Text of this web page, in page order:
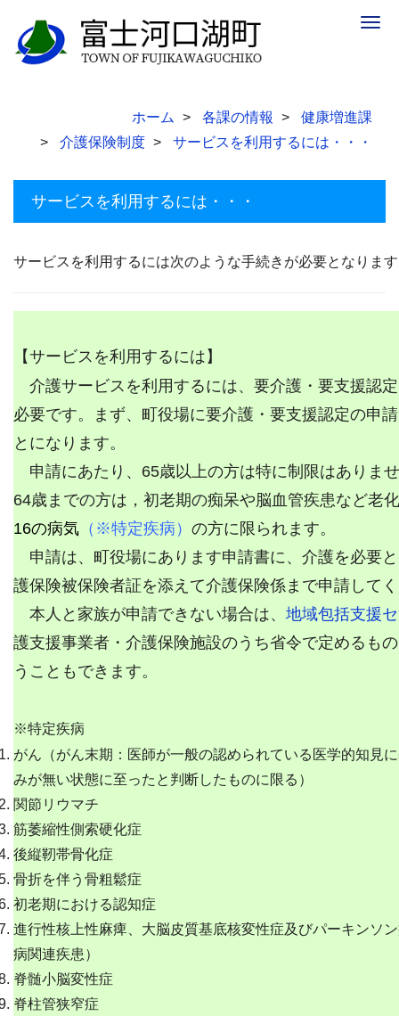
ホーム 各課の情報
健康増進課
介護保険制度
サービスを利用するには・・・
サービスを利用するには・・・
サービスを利用するには次のような手続きが必要となりま
【サービスを利用するには】
介護サービスを利用するには、要介護・要支援認
必要です。まず、町役場に要介護・要支援認定の申
とになります。
申請にあたり、65歳以上の方は特に制限はありま
64歳までの方は，初老期の痴呆や脳血管疾患など老
16の病気 （※特定疾病） の方に限られます。
申請は、町役場にあります申請書に、介護を必要
護保険被保険者証を添えて介護保険係まで申請して
本人と家族が申請できない場合は、 地域包括支援
護支援事業者・介護保険施設のうち省令で定めるも
うこともできます。
※特定疾病
がん（がん末期：医師が一般の認められている医学的知見
みが無い状態に至ったと判断したものに限る）
関節リウマチ
筋萎縮性側索硬化症
後縦靭帯骨化症
骨折を伴う骨粗鬆症
初老期における認知症
進行性核上性麻痺、大脳皮質基底核変性症及びパーキンソ
病関連疾患）
脊髄小脳変性症
脊柱管狭窄症